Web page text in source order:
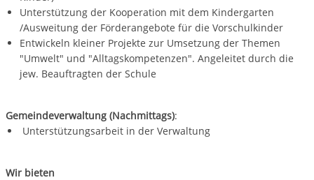
Unterstützung der Kooperation mit dem Kindergarten
/Ausweitung der Förderangebote für die Vorschulkinder
Entwickeln kleiner Projekte zur Umsetzung der Themen
"Umwelt" und "Alltagskompetenzen". Angeleitet durch die
jew. Beauftragten der Schule
Gemeindeverwaltung (Nachmittags):
Unterstützungsarbeit in der Verwaltung
Wir bieten